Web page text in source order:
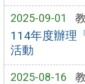
2025-09-01
114年度辦理
活動
2025-08-16